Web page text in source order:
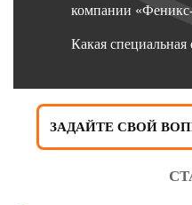
компании
Какая специальная
ЗАДАЙТЕ СВОЙ